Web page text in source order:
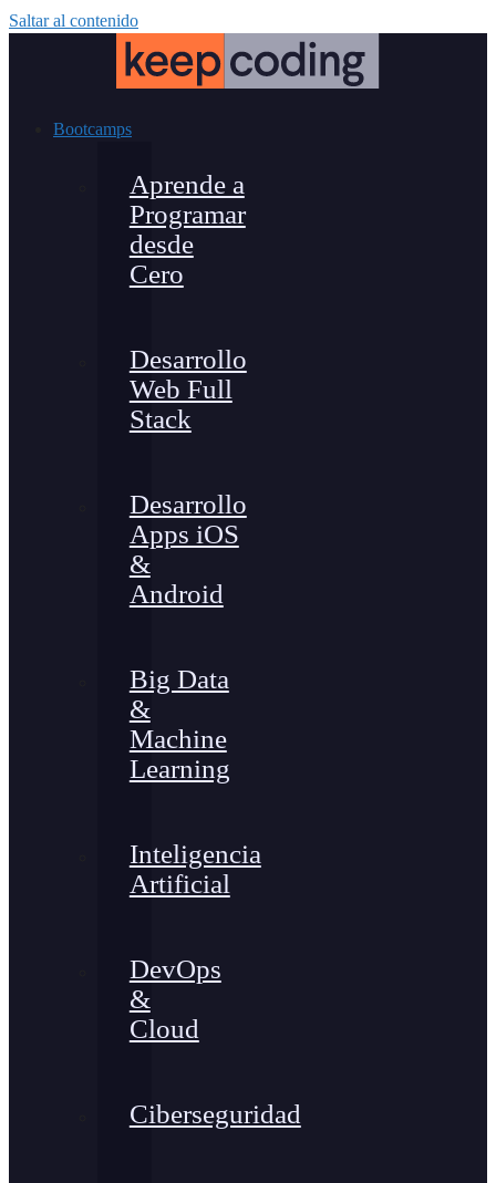
Saltar al contenido
Bootcamps
Aprende a
Programar
desde
Cero
Desarrollo
Web Full
Stack
Desarrollo
Apps iOS
&
Android
Big Data
&
Machine
Learning
Inteligencia
Artificial
DevOps
&
Cloud
Ciberseguridad